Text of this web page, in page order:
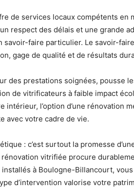
de services locaux compétents en
respect des délais et une grande
faire particulier. Le savoir-
gage de qualité et de résultats
des prestations soignées, pousse
de vitrificateurs à faible impact
l’option d’une rénovation
avec votre cadre de vie.
: c’est surtout la promesse
vitrifiée procure
à Boulogne-Billancourt,
d’intervention valorise votre